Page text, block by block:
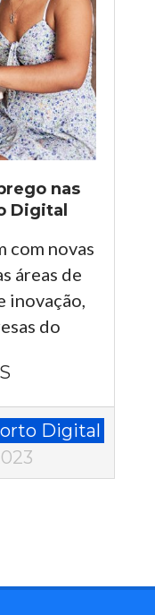
nas
Digital
com novas
áreas de
inovação,
do
Digital